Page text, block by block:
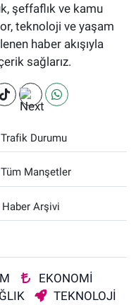
şeffaflık ve kamu
teknoloji ve yaşam
haber akışıyla
sağlarız.
Trafik Durumu
Tüm Manşetler
Haber Arşivi
EKONOMİ
TEKNOLOJİ